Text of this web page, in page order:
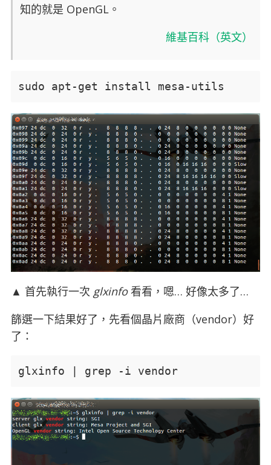
知的就是 OpenGL。
維基百科（英文）
sudo apt-get install mesa-utils
▲ 首先執行一次 glxinfo看看，嗯… 好像太多了…
篩選一下結果好了，先看個晶片廠商（vendor）好
了：
glxinfo | grep -i vendor